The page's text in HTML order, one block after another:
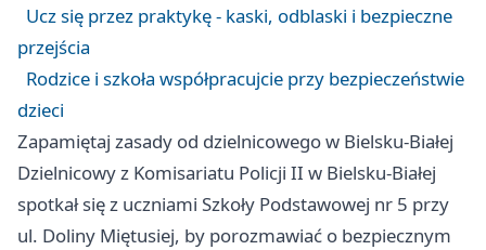
Ucz się przez praktykę - kaski, odblaski i bezpieczne
przejścia
Rodzice i szkoła współpracujcie przy bezpieczeństwie
dzieci
Zapamiętaj zasady od dzielnicowego w Bielsku-Białej
Dzielnicowy z Komisariatu Policji II w Bielsku-Białej
spotkał się z uczniami Szkoły Podstawowej nr 5 przy
ul. Doliny Miętusiej, by porozmawiać o bezpiecznym